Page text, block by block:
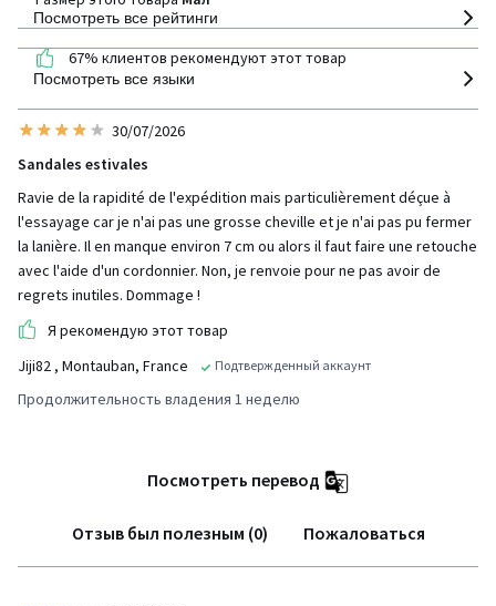
67% клиентов рекомендуют этот товар
Посмотреть все рейтинги
Посмотреть все языки
30/07/2026
Sandales estivales
Ravie de la rapidité de l'expédition mais particulièrement déçue à
l'essayage car je n'ai pas une grosse cheville et je n'ai pas pu fermer
la lanière. Il en manque environ 7 cm ou alors il faut faire une retouche
avec l'aide d'un cordonnier. Non, je renvoie pour ne pas avoir de
regrets inutiles. Dommage !
Я рекомендую этот товар
Jiji82 , Montauban, France Подтвержденный аккаунт
Продолжительность владения 1 неделю
Посмотреть перевод
Отзыв был полезным (0) Пожаловаться